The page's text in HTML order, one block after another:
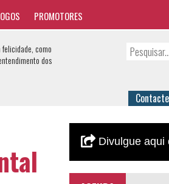
PROMOTORES
como
dos
Divulgue aqui